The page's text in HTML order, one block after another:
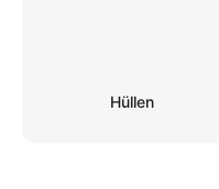
Hüllen